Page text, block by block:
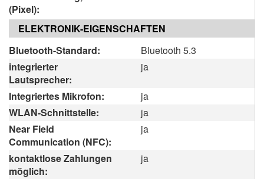
(Pixel):
ELEKTRONIK-EIGENSCHAFTEN
Bluetooth-Standard:
Bluetooth 5.3
integrierter
Lautsprecher:
ja
Integriertes Mikrofon:
ja
WLAN-Schnittstelle:
ja
Near Field
Communication (NFC):
ja
kontaktlose Zahlungen
möglich:
ja